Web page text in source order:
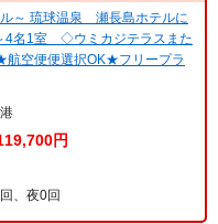
～ 琉球温泉 瀬長島ホテルに
4名1室 ◇ウミカジテラスまた
空便便選択OK★フリープラ
円
、夜0回